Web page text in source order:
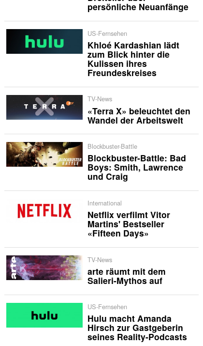
persönliche Neuanfänge
US-Fernsehen
Khloé Kardashian lädt
zum Blick hinter die
Kulissen ihres
Freundeskreises
TV-News
«Terra X» beleuchtet den
Wandel der Arbeitswelt
Blockbuster-Battle
Blockbuster-Battle: Bad
Boys: Smith, Lawrence
und Craig
International
Netflix verfilmt Vitor
Martins' Bestseller
«Fifteen Days»
TV-News
arte räumt mit dem
Salieri-Mythos auf
US-Fernsehen
Hulu macht Amanda
Hirsch zur Gastgeberin
seines Reality-Podcasts